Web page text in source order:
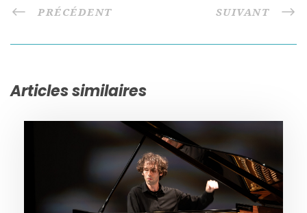
PRÉCÉDENT SUIVANT
Articles similaires